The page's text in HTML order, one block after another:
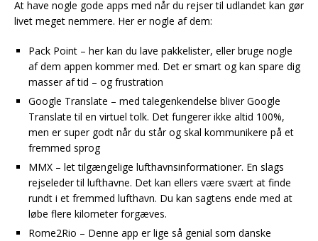
At have nogle gode apps med når du rejser til udlandet kan gør
livet meget nemmere. Her er nogle af dem:
Pack Point – her kan du lave pakkelister, eller bruge nogle
af dem appen kommer med. Det er smart og kan spare dig
masser af tid – og frustration
Google Translate – med talegenkendelse bliver Google
Translate til en virtuel tolk. Det fungerer ikke altid 100%,
men er super godt når du står og skal kommunikere på et
fremmed sprog
MMX – let tilgængelige lufthavnsinformationer. En slags
rejseleder til lufthavne. Det kan ellers være svært at finde
rundt i et fremmed lufthavn. Du kan sagtens ende med at
løbe flere kilometer forgæves.
Rome2Rio – Denne app er lige så genial som danske